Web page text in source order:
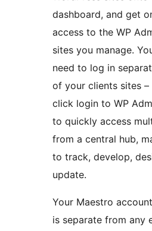
dashboard, and get
access to the WP
sites you manage.
need to log in
of your clients sites –
click login to WP
to quickly access
from a central hub,
to track, develop,
update.
Your Maestro
is separate from any